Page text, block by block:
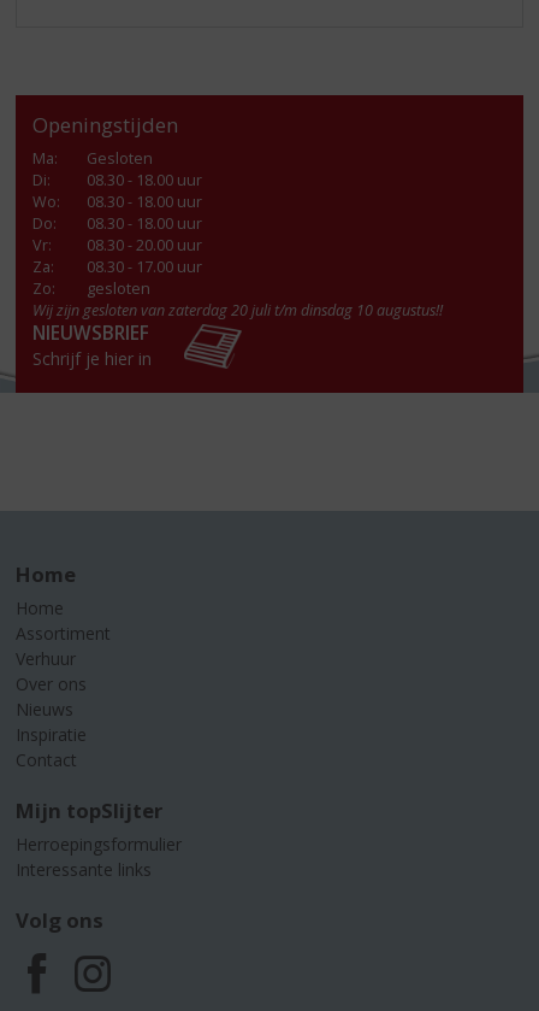
Openingstijden
Ma:
Gesloten
Di:
08.30 - 18.00 uur
Wo:
08.30 - 18.00 uur
Do:
08.30 - 18.00 uur
Vr:
08.30 - 20.00 uur
Za:
08.30 - 17.00 uur
Zo:
gesloten
Wij zijn gesloten van zaterdag 20 juli t/m dinsdag 10 augustus!!
NIEUWSBRIEF
Schrijf je hier in
Home
Home
Assortiment
Verhuur
Over ons
Nieuws
Inspiratie
Contact
Mijn topSlijter
Herroepingsformulier
Interessante links
Volg ons
F
I